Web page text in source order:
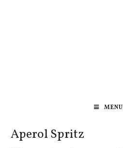
MENU
Aperol Spritz